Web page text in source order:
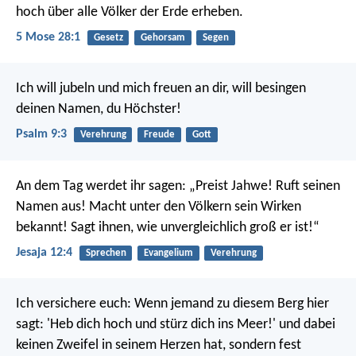
hoch über alle Völker der Erde erheben.
5 Mose 28:1 Gesetz Gehorsam Segen
Ich will jubeln und mich freuen an dir, will besingen
deinen Namen, du Höchster!
Psalm 9:3 Verehrung Freude Gott
An dem Tag werdet ihr sagen: „Preist Jahwe! Ruft seinen
Namen aus! Macht unter den Völkern sein Wirken
bekannt! Sagt ihnen, wie unvergleichlich groß er ist!“
Jesaja 12:4 Sprechen Evangelium Verehrung
Ich versichere euch: Wenn jemand zu diesem Berg hier
sagt: 'Heb dich hoch und stürz dich ins Meer!' und dabei
keinen Zweifel in seinem Herzen hat, sondern fest